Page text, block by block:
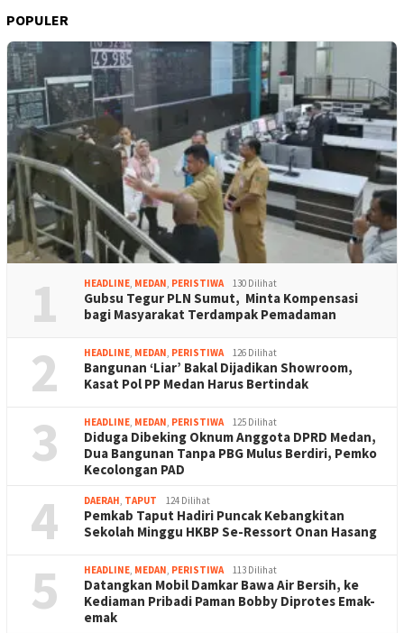
POPULER
1 HEADLINE, MEDAN, PERISTIWA 130 Dilihat
Gubsu Tegur PLN Sumut, Minta Kompensasi
bagi Masyarakat Terdampak Pemadaman
2 HEADLINE, MEDAN, PERISTIWA 126 Dilihat
Bangunan ‘Liar’ Bakal Dijadikan Showroom,
Kasat Pol PP Medan Harus Bertindak
3 HEADLINE, MEDAN, PERISTIWA 125 Dilihat
Diduga Dibeking Oknum Anggota DPRD Medan,
Dua Bangunan Tanpa PBG Mulus Berdiri, Pemko
Kecolongan PAD
4 DAERAH, TAPUT 124 Dilihat
Pemkab Taput Hadiri Puncak Kebangkitan
Sekolah Minggu HKBP Se-Ressort Onan Hasang
5 HEADLINE, MEDAN, PERISTIWA 113 Dilihat
Datangkan Mobil Damkar Bawa Air Bersih, ke
Kediaman Pribadi Paman Bobby Diprotes Emak-
emak